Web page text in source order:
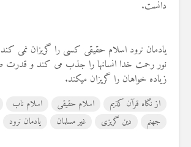
دانست.
یادمان نرود اسلام حقیقی کسی را گریزان نمی
نور رحمت خدا انسانها را جذب می کند و قدرت
زیاده خواهان را گریزان میکند.
از نگاه قرآن کذیم اسلام حقیقی اسلام ناب
جهنم
دین گریزی غیر مسلمان یادمان نرود